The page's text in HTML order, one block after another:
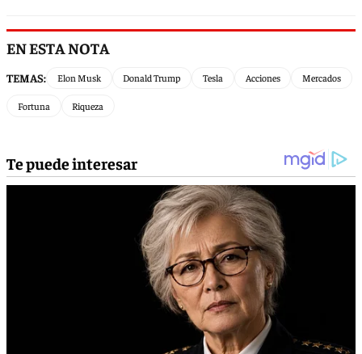
EN ESTA NOTA
TEMAS: Elon Musk Donald Trump Tesla Acciones Mercados
Fortuna Riqueza